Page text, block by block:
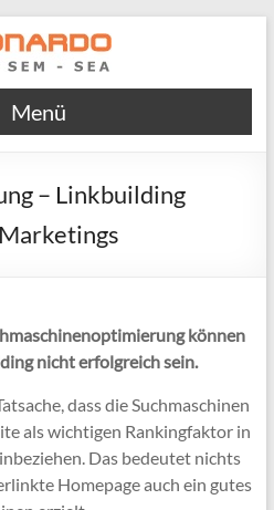
Menü
– Linkbuilding
können
nicht erfolgreich sein.
dass die Suchmaschinen
als wichtigen Rankingfaktor in
Das bedeutet nichts
Homepage auch ein gutes